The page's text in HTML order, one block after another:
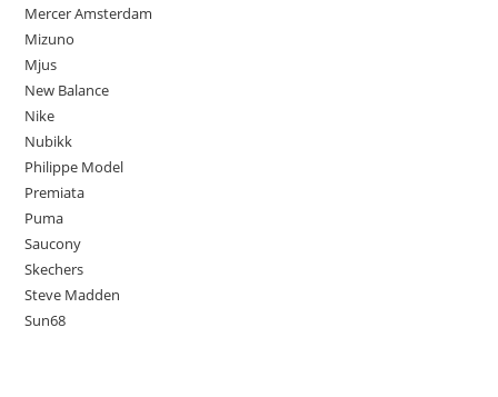
Mercer Amsterdam
Mizuno
Mjus
New Balance
Nike
Nubikk
Philippe Model
Premiata
Puma
Saucony
Skechers
Steve Madden
Sun68